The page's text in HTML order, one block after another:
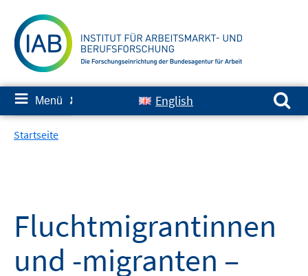
zum
Inhalt
≡ Menü ✘ English
Suchen nach:
Startseite
Fluchtmigrantinnen
und -migranten –